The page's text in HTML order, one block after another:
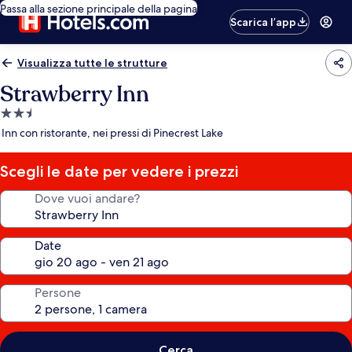
Passa alla sezione principale della pagina
Scarica l’app
Visualizza tutte le strutture
Strawberry Inn
Struttura
a
stelle
Inn con ristorante, nei pressi di Pinecrest Lake
Scegli le date per vedere i prezzi
Dove vuoi andare?
Date
Persone